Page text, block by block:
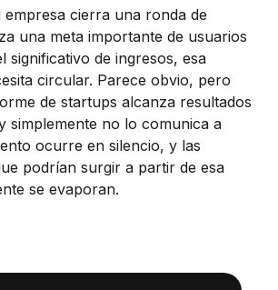
empresa cierra una ronda de
una meta importante de usuarios
significativo de ingresos, esa
circular. Parece obvio, pero
de startups alcanza resultados
simplemente no lo comunica a
ocurre en silencio, y las
podrían surgir a partir de esa
se evaporan.